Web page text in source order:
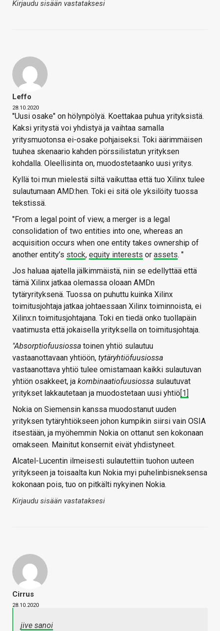
Kirjaudu sisään vastataksesi
Leffo
28.10.2020
"Uusi osake" on hölynpölyä. Koettakaa puhua yrityksistä.
Kaksi yritystä voi yhdistyä ja vaihtaa samalla
yritysmuotonsa ei-osake pohjaiseksi. Toki äärimmäisen
tuuhea skenaario kahden pörssilistatun yrityksen
kohdalla. Oleellisinta on, muodostetaanko uusi yritys.
Kyllä toi mun mielestä siltä vaikuttaa että tuo Xilinx tulee
sulautumaan AMD:hen. Toki ei sitä ole yksilöity tuossa
tekstissä.
"From a legal point of view, a merger is a legal
consolidation of two entities into one, whereas an
acquisition occurs when one entity takes ownership of
another entity’s stock, equity interests or assets. "
Jos haluaa ajatella jälkimmäistä, niin se edellyttää että
tämä Xilinx jatkaa olemassa oloaan AMDn
tytäryrityksenä. Tuossa on puhuttu kuinka Xilinx
toimitusjohtaja jatkaa johtaessaan Xilinx toiminnoista, ei
Xilinx:n toimitusjohtajana. Toki en tiedä onko tuollapäin
vaatimusta että jokaisella yrityksella on toimitusjohtaja.
"Absorptiofuusiossa toinen yhtiö sulautuu
vastaanottavaan yhtiöön, tytäryhtiöfuusiossa
vastaanottava yhtiö tulee omistamaan kaikki sulautuvan
yhtiön osakkeet, ja kombinaatiofuusiossa sulautuvat
yritykset lakkautetaan ja muodostetaan uusi yhtiö[1]
Nokia on Siemensin kanssa muodostanut uuden
yrityksen tytäryhtiökseen johon kumpikin siirsi vain OSIA
itsestään, ja myöhemmin Nokia on ottanut sen kokonaan
omakseen. Mainitut konsernit eivät yhdistyneet.
Alcatel-Lucentin ilmeisesti sulautettiin tuohon uuteen
yritykseen ja toisaalta kun Nokia myi puhelinbisneksensa
kokonaan pois, tuo on pitkälti nykyinen Nokia.
Kirjaudu sisään vastataksesi
Cirrus
28.10.2020
jive sanoi